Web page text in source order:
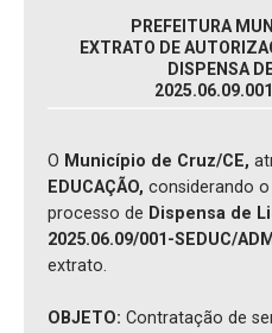
PREFEITURA
EXTRATO DE
DISPENSA
O Município de Cruz/CE,
EDUCAÇÃO, considerando
processo de Dispensa de
2025.06.09/001-SEDUC/
extrato.
OBJETO: Contratação de